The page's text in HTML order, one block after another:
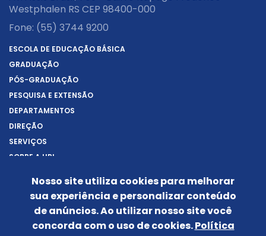
Westphalen RS CEP 98400-000
Fone: (55) 3744 9200
ESCOLA DE EDUCAÇÃO BÁSICA
GRADUAÇÃO
PÓS-GRADUAÇÃO
PESQUISA E EXTENSÃO
DEPARTAMENTOS
DIREÇÃO
SERVIÇOS
SOBRE A URI
NOTÍCIAS
CONHEÇA O CÂMPUS
Nosso site utiliza cookies para melhorar
sua experiência e personalizar conteúdo
de anúncios. Ao utilizar nosso site você
concorda com o uso de cookies.Política